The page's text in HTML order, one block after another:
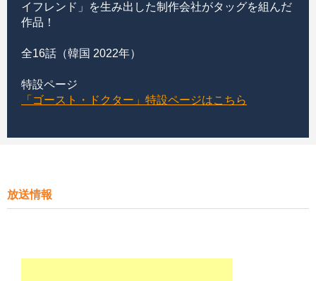
イフレンド」を生み出した制作会社がタッグを組んだ
作品！
全16話（韓国 2022年）
特設ページ
「ゴースト・ドクター」特設ページはこちら
放送情報